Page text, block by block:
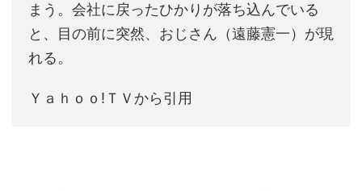
まう。会社に戻ったひかりが落ち込んでいる
と、目の前に突然、おじさん（遠藤憲一）が現
れる。
Ｙａｈｏｏ!ＴＶから引用